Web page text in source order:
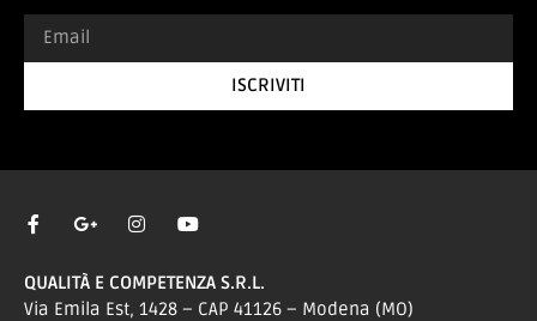
ISCRIVITI
QUALITÀ E COMPETENZA S.R.L.
Via Emila Est, 1428 – CAP 41126 – Modena (MO)